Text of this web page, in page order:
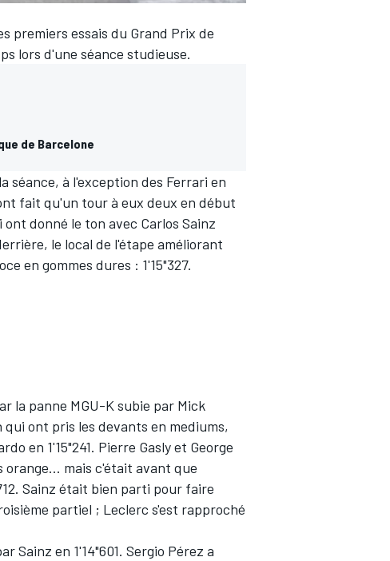
premiers essais du Grand Prix de
lors d'une séance studieuse.
de Barcelone
séance, à l'exception des Ferrari en
fait qu'un tour à eux deux en début
ont donné le ton avec Carlos Sainz
le local de l'étape améliorant
en gommes dures : 1'15"327.
la panne MGU-K subie par Mick
qui ont pris les devants en mediums,
en 1'15"241. Pierre Gaslyet George
mais c'était avant que
Sainz était bien parti pour faire
partiel ; Leclerc s'est rapproché
Sainz en 1'14"601. Sergio Pérez a